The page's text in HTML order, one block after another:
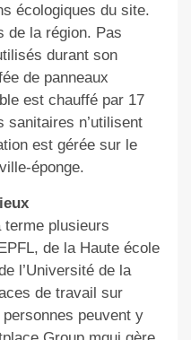
écologiques du site.
de la région. Pas
durant son
de panneaux
est chauffé par 17
sanitaires n’utilisent
est gérée sur le
éponge.
terme plusieurs
de la Haute école
l’Université de la
de travail sur
peuvent y